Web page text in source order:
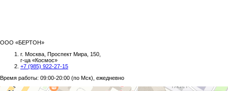
ООО «БЕРТОН»
г. Москва, Проспект Мира, 150,
г-ца «Космос»
+7 (985) 922-27-15
Время работы: 09:00-20:00 (по Мск), ежедневно